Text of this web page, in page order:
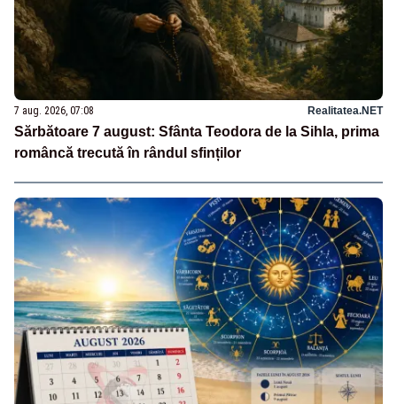
7 aug. 2026, 07:08 Realitatea.NET
Sărbătoare 7 august: Sfânta Teodora de la Sihla, prima
româncă trecută în rândul sfinților